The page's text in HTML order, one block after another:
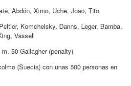
Abdón, Ximo, Uche, Joao, Tito
Komchelsky, Danns, Leger, Bamba,
Vassell
50 Gallagher (penalty)
(Suecia) con unas 500 personas en